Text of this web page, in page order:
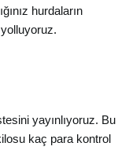
hurdaların
yayınlıyoruz. Bu
kaç para kontrol